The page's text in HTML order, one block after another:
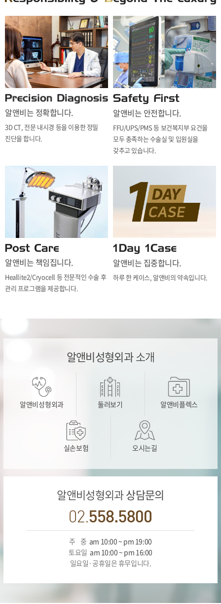
알앤비는 정확합니다.
3D CT, 전문 내시경 등을 이용한 정밀
진단을 합니다.
알앤비는 안전합니다.
FFU/UPS/PMS 등 보건복지부 요건을
모두 충족하는 수술실 및 입원실을
갖추고 있습니다.
알앤비는 책임집니다.
Heallite2/Cryocell 등 전문적인 수술 후
관리 프로그램을 제공합니다.
알앤비는 집중합니다.
하루 한 케이스, 알앤비의 약속입니다.
알앤비성형외과소개
알앤비성형외과 둘러보기 알앤비플렉스
실손보험 오시는길
알앤비성형외과상담문의
주 중 am 10:00 ~ pm 19:00
토요일 am 10:00 ~ pm 16:00
일요일·공휴일은 휴무입니다.